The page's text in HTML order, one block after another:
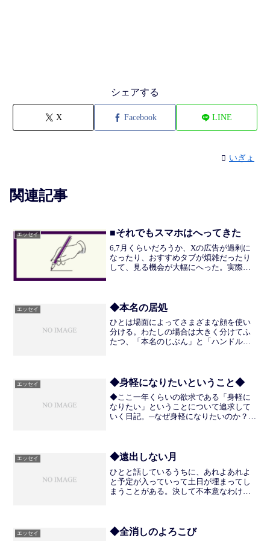
シェアする
X Facebook LINE
いぎょ
関連記事
エッセイ ■それでもスマホはへってきた
6,7月くらいだろうか、Xの広告が過剰に
なったり、おすすめタブが煩雑だったり
して、見る機会が大幅にへった。実際、
オンにしておくなど、...
エッセイ ◆本名の居処
ひとは場面によってさまざまな顔を使い
分ける。わたしの場合は大きく分けてふ
たつ、「本名のじぶん」と「ハンドルネ
「みかげ」や「IGYO1...
エッセイ ◆身軽になりたいということ◆
◆ここ一年くらいの欲求である「身軽に
なりたい」ということについて追求して
いく日記。─なぜ身軽になりたいのか？そ
物質的な物に内在してい...
エッセイ ◆遠出しない月
ひとと話しているうちに、あれよあれよ
と予定が入っていって土日が埋まってし
まうことがある。決して不本意なわけで
ことになると、それなりの...
エッセイ ◆全消しのよろこび